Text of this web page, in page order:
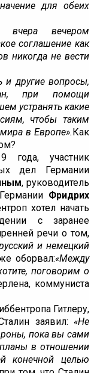
для обеих
вчера вечером
соглашение как
никогда не вести
другие вопросы,
при помощи
устранять какие
чтобы таким
в Европе». Как
года, участник
дел Германии
, руководитель
Фридрих
хотел начать
с заранее
речи о том,
и немецкий
оборвал:«Между
поговорим о
коммуниста
Гитлеру,
заявил: «Не
пока вы сами
планы в отношении
конечной целью